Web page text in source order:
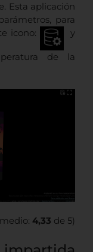
Esta aplicación
para
icono:
y
de la
4,33 de 5)